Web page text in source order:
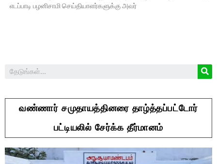
எடப்பாடி பழனிசாமி செய்தியாளர்களுக்கு அவர்
வண்ணார் சமுதாயத்தினரை தாழ்த்தப்பட்டோர்
பட்டியலில் சேர்க்க தீர்மானம்